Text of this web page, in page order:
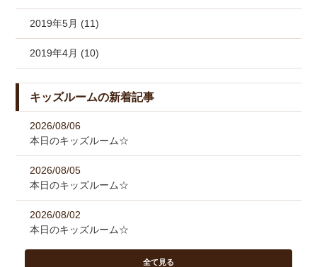
2019年5月 (11)
2019年4月 (10)
キッズルームの新着記事
2026/08/06
本日のキッズルーム☆
2026/08/05
本日のキッズルーム☆
2026/08/02
本日のキッズルーム☆
全て見る